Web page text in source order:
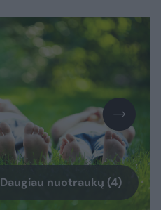
Daugiau nuotraukų (4)